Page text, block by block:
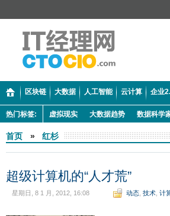
区块链 大数据 人工智能 云计算 企业
热门标签: 虚拟现实 大数据趋势 数据科学
首页 » 红杉
超级计算机的“人才荒”
星期日, 8 1 月, 2012, 16:08 动态 技术 计